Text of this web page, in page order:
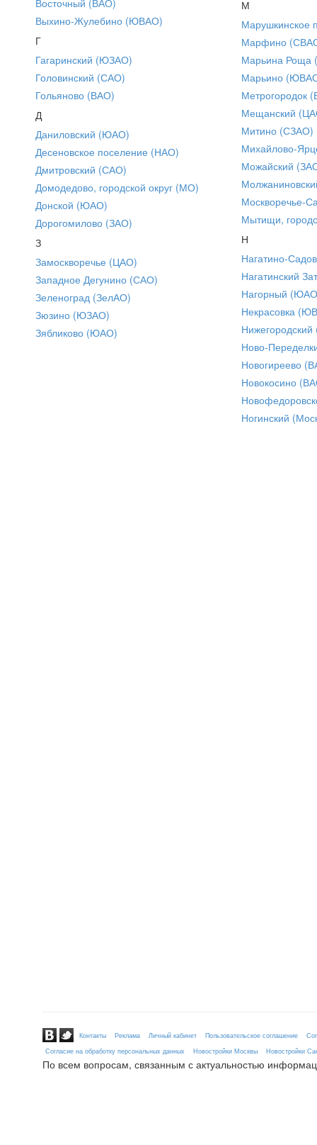
Выхино-Жулебино (ЮВАО)
Г
Гагаринский (ЮЗАО)
Головинский (САО)
Гольяново (ВАО)
Д
Даниловский (ЮАО)
Десеновское поселение (НАО)
Дмитровский (САО)
Домодедово, городской округ (МО)
Донской (ЮАО)
Дорогомилово (ЗАО)
З
Замоскворечье (ЦАО)
Западное Дегунино (САО)
Зеленоград (ЗелАО)
Зюзино (ЮЗАО)
Зябликово (ЮАО)
М
Марушкинское
Марфино
Марьина Роща
Марьино
Метрогородок
Мещанский
Митино (СЗАО)
Михайлово-
Можайский
Москворечье-
Мытищи,
Н
Нагатино-
Нагатинский
Нагорный
Некрасовка
Ново-
Новогиреево
Новокосино
Ногинский
Контакты Реклама Личный кабинет Пользовательское соглашение
Согласие на обработку персональных данных
Новостройки Москвы Новостройки
По всем вопросам, связанным с актуальностью